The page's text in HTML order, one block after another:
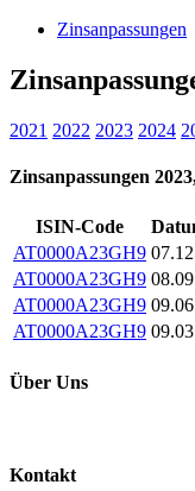
Zinsanpassungen
2021 2022 2023 2024
Zinsanpassungen
ISIN-Code
AT0000A23GH9
AT0000A23GH9
AT0000A23GH9
AT0000A23GH9
Über Uns
Kontakt